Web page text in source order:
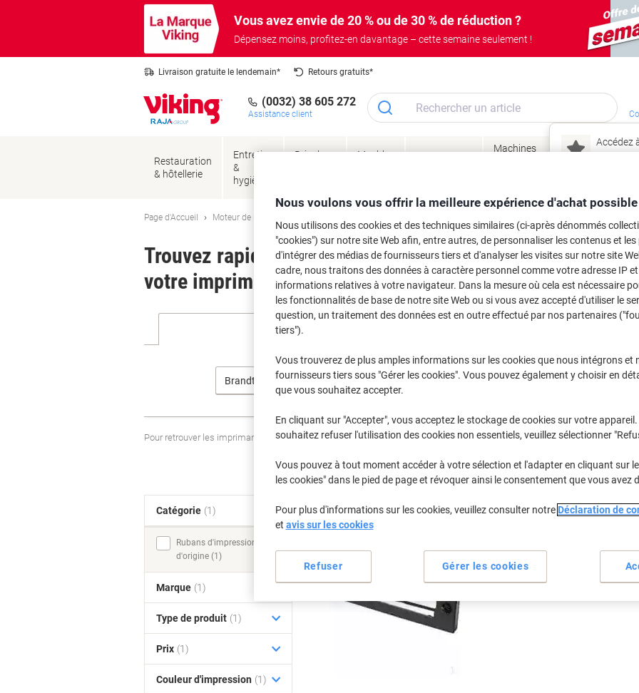
Vous avez envie de 20 % ou de 30 % de réduction ?
Dépensez moins, profitez-en davantage – cette semaine seulement !
Livraison gratuite le lendemain* Retours gratuits*
(0032) 38 605 272
Assistance client
Accédez
Restauration
& hôtellerie
Entretien
&
hygiène
Bricolage
Meubles
Machines
Encres
Page d'Accueil Moteur de recherche d'encre et toner
Trouvez rapidement les cartouches d'encre, toners ou
votre imprimante.
Brandt None Brandt
Pour retrouver les imprimantes listées et/ou les cartouches précédemment achetéesSe connecter
Brandt 2791 Journal Cartouches Jet
Trier par :
Catégorie (1)
Rubans d'impression,
d'origine (1)
Marque (1)
Type de produit (1)
Prix (1)
Couleur d'impression (1)
Nous voulons vous offrir la meilleure expérience d'achat possible
Nous utilisons des cookies et des techniques similaires (ci-après dénommés
"cookies") sur notre site Web afin, entre autres, de personnaliser les contenus et les
d'intégrer des médias de fournisseurs tiers et d'analyser les visites sur notre site
cadre, nous traitons des données à caractère personnel comme votre adresse IP et
informations relatives à votre navigateur. Dans la mesure où cela est nécessaire
les fonctionnalités de base de notre site Web ou si vous avez accepté d'utiliser le
question, un traitement des données est en outre effectué par nos partenaires
tiers").
Vous trouverez de plus amples informations sur les cookies que nous intégrons et
fournisseurs tiers sous "Gérer les cookies". Vous pouvez également y choisir en
que vous souhaitez accepter.
En cliquant sur "Accepter", vous acceptez le stockage de cookies sur votre appareil.
souhaitez refuser l'utilisation des cookies non essentiels, veuillez sélectionner
Vous pouvez à tout moment accéder à votre sélection et l'adapter en cliquant sur le
les cookies" dans le pied de page et révoquer ainsi le consentement que vous avez
Pour plus d'informations sur les cookies, veuillez consulter notre Déclaration de
et avis sur les cookies
Gérer les cookies
Refuser